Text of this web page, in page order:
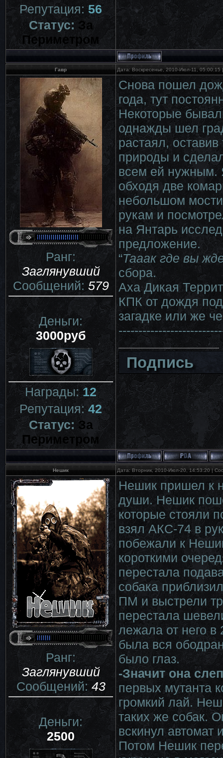
Репутация:56
Статус:За
Периметром
Гавр Дата: Воскресенье, 2010-Июл-11,
Ранг:
Заглянувший
Сообщений:579
Деньги:
3000руб
Награды:12
Репутация:42
Статус:За
Периметром
Снова пошел
года, тут
Некоторые
однажды шел
растаял,
природы и
всем ей нужным.
обходя две
небольшом
рукам и
на Янтарь
предложение.
“Тааак где вы
сбора.
Аха Дикая
КПК от дождя
загадке или же
Подпись
Нешик Дата: Вторник, 2010-Июл-20, 14:53:20 |
Ранг:
Заглянувший
Сообщений:43
Деньги:
2500
Нешик пришел к
души. Нешик
которые стояли
взял АКС-74 в
побежали к
короткими
перестала
собака
ПМ и выстрели
перестала
лежала от него в
была вся
было глаз.
-Значит она
первых мутанта
громкий лай.
таких же собак.
вскинул автомат
Потом Нешик